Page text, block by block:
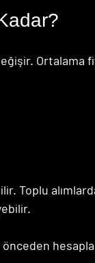
Ortalama
Toplu